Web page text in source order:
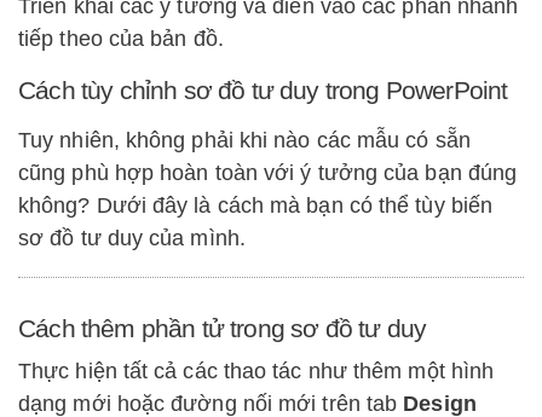
Triển khai các ý tưởng và điền vào các phân nhánh
tiếp theo của bản đồ.
Cách tùy chỉnh sơ đồ tư duy trong PowerPoint
Tuy nhiên, không phải khi nào các mẫu có sẵn
cũng phù hợp hoàn toàn với ý tưởng của bạn đúng
không? Dưới đây là cách mà bạn có thể tùy biến
sơ đồ tư duy của mình.
Cách thêm phần tử trong sơ đồ tư duy
Thực hiện tất cả các thao tác như thêm một hình
dạng mới hoặc đường nối mới trên tab Design